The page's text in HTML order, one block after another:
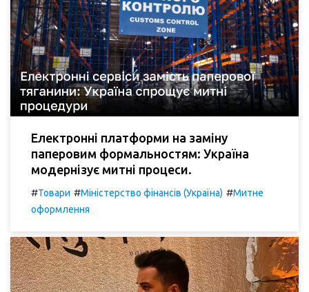
Електронні платформи на заміну
паперовим формальностям: Україна
модернізує митні процеси.
#Товари #Міністерство фінансів (Україна) #Митне
оформлення